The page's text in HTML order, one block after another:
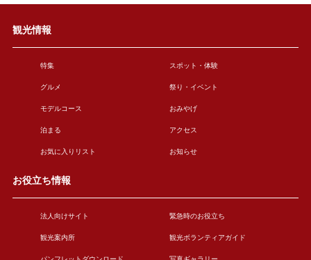
観光情報
特集 スポット・体験
グルメ 祭り・イベント
モデルコース おみやげ
泊まる アクセス
お気に入りリスト お知らせ
お役立ち情報
法人向けサイト 緊急時のお役立ち
観光案内所 観光ボランティアガイド